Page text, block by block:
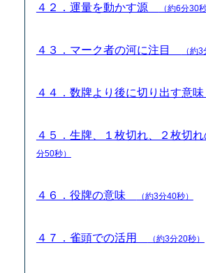
４２．運量を動かす源 （約6分30秒
４３．マーク者の河に注目 （約
４４．数牌より後に切り出す意
４５．生牌、１枚切れ、２枚切
分50秒）
４６．役牌の意味 （約3分40秒）
４７．雀頭での活用 （約3分20秒）